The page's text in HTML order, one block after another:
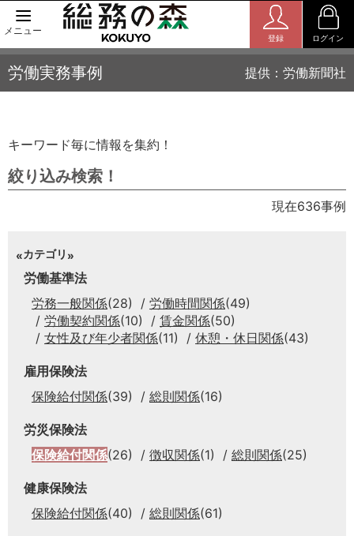
メニュー
登録 ログイン
労働実務事例 提供：労働新聞社
キーワード毎に情報を集約！
絞り込み検索！
現在636事例
カテゴリ
労働基準法
労務一般関係(28) 労働時間関係(49)
労働契約関係(10) 賃金関係(50)
女性及び年少者関係(11) 休憩・休日関係(43)
雇用保険法
保険給付関係(39) 総則関係(16)
労災保険法
保険給付関係(26) 徴収関係(1) 総則関係(25)
健康保険法
保険給付関係(40) 総則関係(61)